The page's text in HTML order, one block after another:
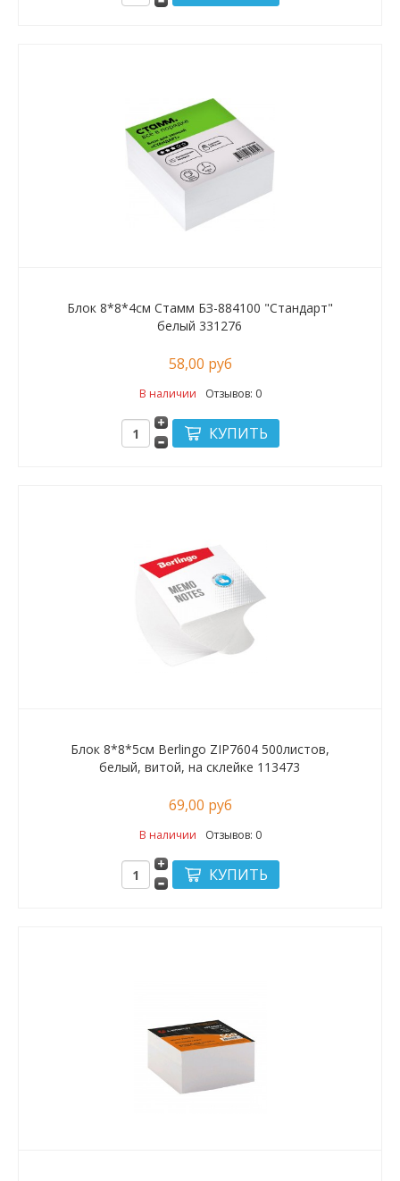
Блок 8*8*4см Стамм БЗ-884100 "Стандарт"
белый 331276
58,00 руб
В наличии Отзывов: 0
Блок 8*8*5см Berlingo ZIP7604 500листов,
белый, витой, на склейке 113473
69,00 руб
В наличии Отзывов: 0